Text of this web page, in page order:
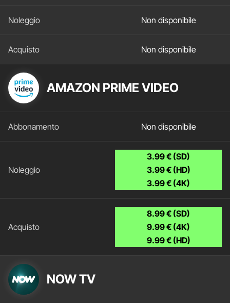
Non disponibile
Non disponibile
AMAZON PRIME VIDEO
Non disponibile
3.99 € (SD)
3.99 € (HD)
3.99 € (4K)
8.99 € (SD)
9.99 € (4K)
9.99 € (HD)
NOW TV